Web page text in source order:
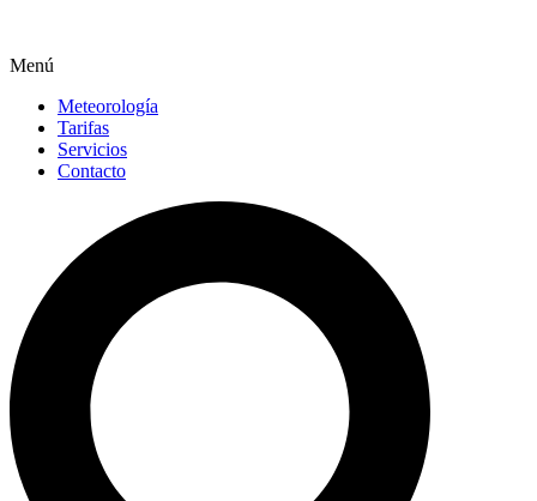
Menú
Meteorología
Tarifas
Servicios
Contacto